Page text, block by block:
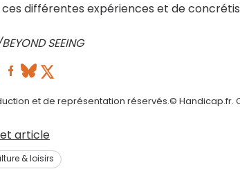
ces différentes expériences et de
SEEING
et de représentation réservés.© Handicap.fr.
article
& loisirs